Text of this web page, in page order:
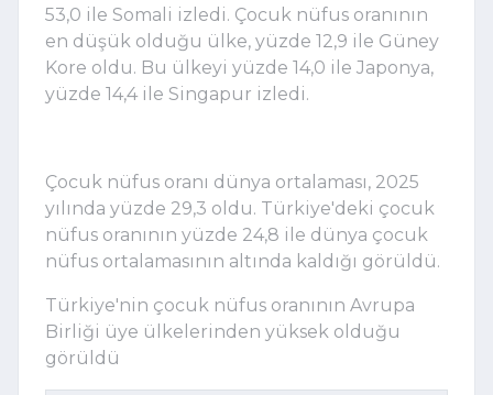
53,0 ile Somali izledi. Çocuk nüfus oranının
en düşük olduğu ülke, yüzde 12,9 ile Güney
Kore oldu. Bu ülkeyi yüzde 14,0 ile Japonya,
yüzde 14,4 ile Singapur izledi.
Çocuk nüfus oranı dünya ortalaması, 2025
yılında yüzde 29,3 oldu. Türkiye'deki çocuk
nüfus oranının yüzde 24,8 ile dünya çocuk
nüfus ortalamasının altında kaldığı görüldü.
Türkiye'nin çocuk nüfus oranının Avrupa
Birliği üye ülkelerinden yüksek olduğu
görüldü